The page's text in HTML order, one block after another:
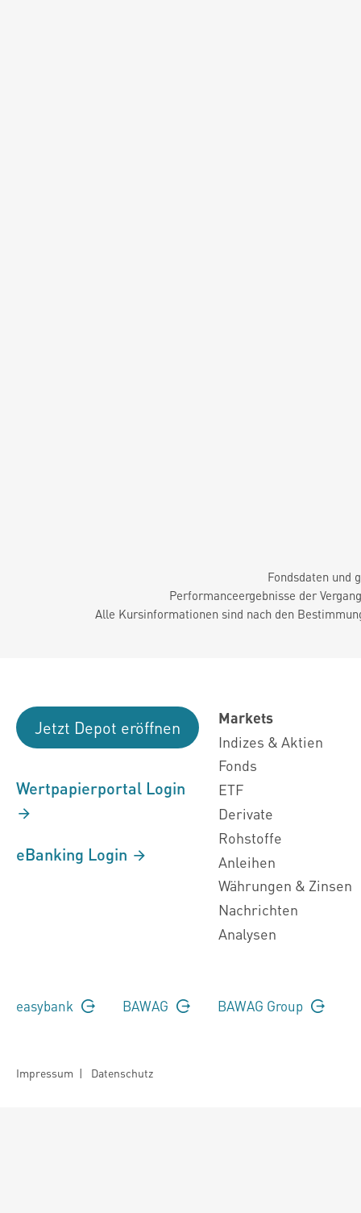
Fondsdaten und
Performanceergebnisse der
Alle Kursinformationen sind nach den
Jetzt Depot eröffnen
Wertpapierportal Login
eBanking Login
Markets
Indizes & Aktien
Fonds
ETF
Derivate
Rohstoffe
Anleihen
Währungen & Zinsen
Nachrichten
Analysen
easybank BAWAG BAWAG Group
Impressum | Datenschutz